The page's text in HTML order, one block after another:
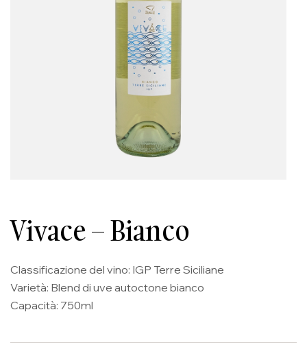
Vivace – Bianco
Classificazione del vino: IGP Terre Siciliane
Varietà: Blend di uve autoctone bianco
Capacità: 750ml